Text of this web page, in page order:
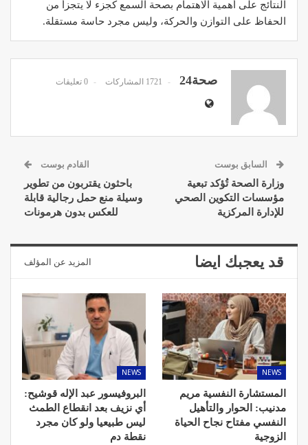
النتائج على أهمية الاهتمام بصحة السمع كجزء لا يتجزأ من
الحفاظ على التوازن والحركة، وليس مجرد حاسة مستقلة.
صحة24 1721 المشاركات 0 تعليقات
السابق بوست
وزارة الصحة تُؤكد تبعية
مؤسسات التكوين الصحي
للإدارة المركزية
القادم بوست
باحثون يقتربون من تطوير
وسيلة منع حمل رجالية قابلة
للعكس بدون هرمونات
قد يعجبك ايضا المزيد عن المؤلف
NEWS
المستشارة النفسية مريم
مدنيب: الحوار والتأهيل
النفسي مفتاح نجاح الحياة
الزوجية
NEWS
البروفيسور عبد الإله قوشيح:
أي نزيف بعد انقطاع الطمث
ليس طبيعيا ولو كان مجرد
نقطة دم